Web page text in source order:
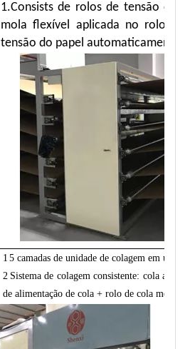
1.Consists de rolos de tensão com
mola flexível aplicada no rolo
tensão do papel automaticamente.
1 5 camadas de unidade de colagem em uma
2 Sistema de colagem consistente: cola
de alimentação de cola + rolo de cola médica.